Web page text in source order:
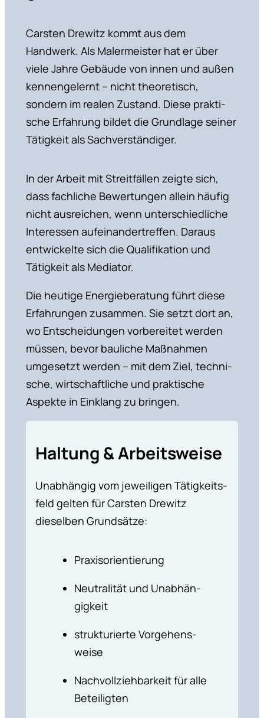
Carsten Drewitz kommt aus dem
Handwerk. Als Maler­meister hat er über
viele Jahre Gebäude von innen und außen
kennen­ge­lernt – nicht theore­tisch,
sondern im realen Zustand. Diese prakti­
sche Erfahrung bildet die Grundlage seiner
Tätigkeit als Sachver­stän­diger.
In der Arbeit mit Streit­fällen zeigte sich,
dass fachliche Bewer­tungen allein häufig
nicht ausrei­chen, wenn unter­schied­liche
Inter­essen aufein­an­der­treffen. Daraus
entwi­ckelte sich die Quali­fi­ka­tion und
Tätigkeit als Mediator.
Die heutige Energie­be­ra­tung führt diese
Erfah­rungen zusammen. Sie setzt dort an,
wo Entschei­dungen vorbe­reitet werden
müssen, bevor bauliche Maßnahmen
umgesetzt werden – mit dem Ziel, techni­
sche, wirtschaft­liche und prakti­sche
Aspekte in Einklang zu bringen.
Haltung & Arbeits­weise
Unabhängig vom jewei­ligen Tätig­keits­
feld gelten für Carsten Drewitz
dieselben Grund­sätze:
Praxis­ori­en­tie­rung
Neutra­lität und Unabhän­
gig­keit
struk­tu­rierte Vorge­hens­
weise
Nachvoll­zieh­bar­keit für alle
Betei­ligten